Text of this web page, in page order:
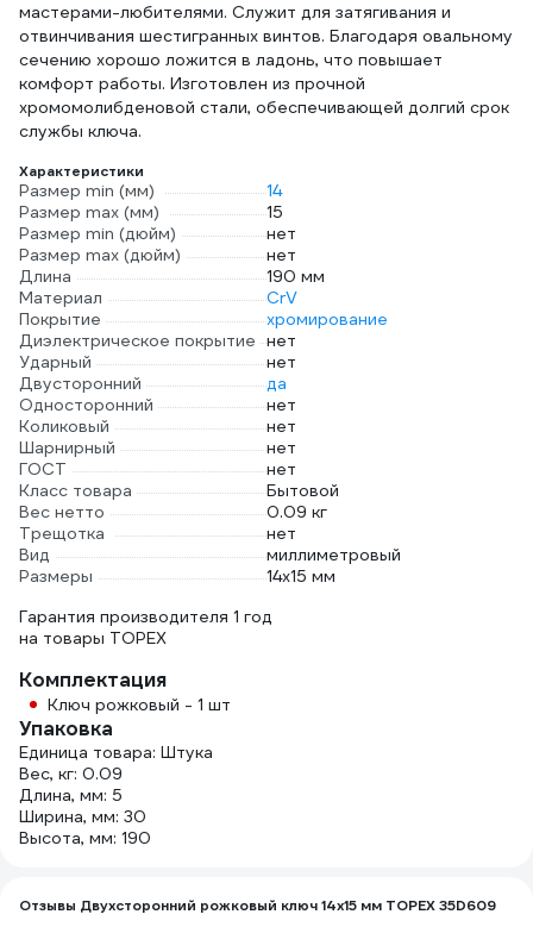
мастерами-любителями. Служит для затягивания и
отвинчивания шестигранных винтов. Благодаря овальному
сечению хорошо ложится в ладонь, что повышает
комфорт работы. Изготовлен из прочной
хромомолибденовой стали, обеспечивающей долгий срок
службы ключа.
Характеристики
Размер min (мм)
14
Размер max (мм)
15
Размер min (дюйм)
нет
Размер max (дюйм)
нет
Длина
190 мм
Материал
CrV
Покрытие
хромирование
Диэлектрическое покрытие нет
Ударный
нет
Двусторонний
да
Односторонний
нет
Коликовый
нет
Шарнирный
нет
ГОСТ
нет
Класс товара
Бытовой
Вес нетто
0.09 кг
Трещотка
нет
Вид
миллиметровый
Размеры
14х15 мм
Гарантия производителя 1 год
на товары TOPEX
Комплектация
Ключ рожковый - 1 шт
Упаковка
Единица товара: Штука
Вес, кг: 0.09
Длина, мм: 5
Ширина, мм: 30
Высота, мм: 190
Отзывы Двухсторонний рожковый ключ 14х15 мм TOPEX 35D609